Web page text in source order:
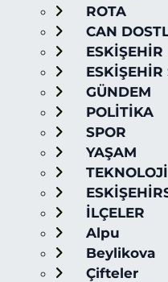
ROTA
CAN
ESKİŞEHİR
GÜNDEM
POLİTİKA
SPOR
YAŞAM
TEKNOLOJİ
İLÇELER
Alpu
Beylikova
Çifteler